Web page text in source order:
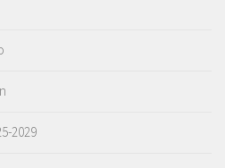
2029